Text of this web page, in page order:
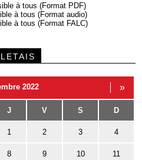
à tous (Format PDF)
à tous (Format audio)
à tous (Format FALC)
2022 »
J V S D
1 2 3 4
8 9 10 11